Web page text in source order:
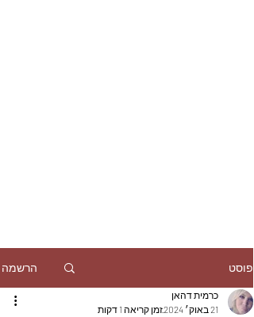
פוסט הרשמה
כרמית דהאן
21 באוק׳ 2024
זמן קריאה 1 דקות